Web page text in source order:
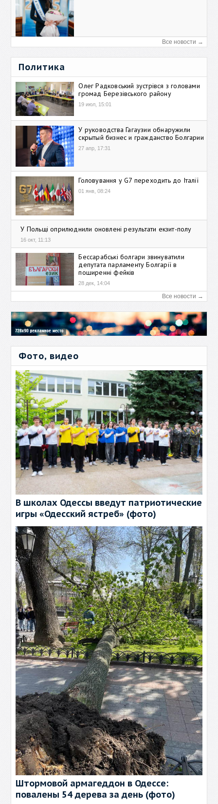
Все новости →
Политика
Олег Радковський зустрівся з головами
громад Березівського району
19 июл, 15:01
У руководства Гагаузии обнаружили
скрытый бизнес и гражданство Болгарии
27 апр, 17:31
Головування у G7 переходить до Італії
01 янв, 08:24
У Польщі оприлюднили оновлені результати екзит-полу
16 окт, 11:13
Бессарабські болгари звинуватили
депутата парламенту Болгарії в
поширенні фейків
28 дек, 14:04
Все новости →
Фото, видео
В школах Одессы введут патриотические
игры «Одесский ястреб» (фото)
Штормовой армагеддон в Одессе:
повалены 54 дерева за день (фото)